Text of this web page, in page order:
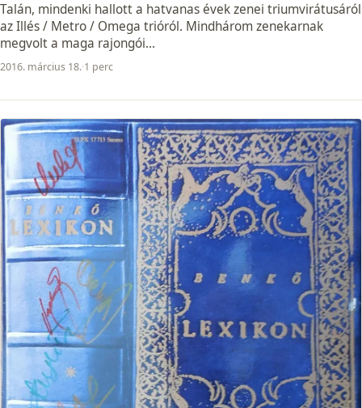
Talán, mindenki hallott a hatvanas évek zenei triumvirátusáról
az Illés / Metro / Omega trióról. Mindhárom zenekarnak
megvolt a maga rajongói...
2016. március 18.·1 perc